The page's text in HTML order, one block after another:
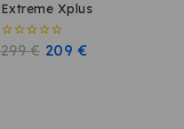
Extreme Xplus
0
299€ 209€